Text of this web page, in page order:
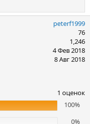
peterf1999
76
1,246
4 Фев 2018
8 Авг 2018
1 оценок
100%
0%